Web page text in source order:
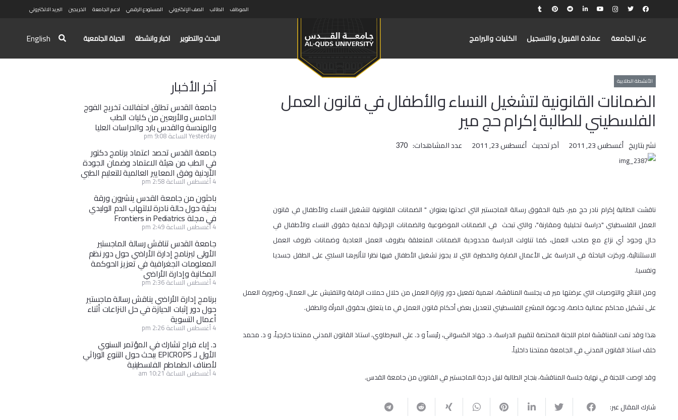
الموظف الطالب الصف الإلكتروني المستودع الرقمي ادعم الجامعة الخريجين البريد الالكتروني
عن الجامعة عمادة القبول والتسجيل الكليات والبرامج البحث والتطوير اخبار وانشطة الحياة الجامعية English
الأنشطة الطلابية
الضمانات القانونية لتشغيل النساء والأطفال في قانون العمل
الفلسطيني للطالبة إكرام حج مير
نشر بتاريخ أغسطس 23, 2011 آخر تحديث أغسطس 23, 2011 عدد المشاهدات: 370
ناقشت الطالبة إكرام نادر حج مير، كلية الحقوق رسالة الماجستير التي اعدتها بعنوان " الضمانات القانونية لتشغيل النساء والأطفال في قانون
العمل الفلسطيني "دراسة تحليلية ومقارنة"، والتي تبحث في الضمانات الموضوعية والضمانات الإجرائية لحماية حقوق النساء والأطفال في
حال وجود أي نزاع مع صاحب العمل، كما تناولت الدراسة محدودية الضمانات المتعلقة بظروف العمل العادية وضمانات ظروف العمل
الاستثنائية، وركزت الباحثة في الدراسة على الأعمال الضارة والخطيرة التي لا يجوز تشغيل الأطفال فيها نظرا لتأثيرها السلبي على الطفل جسديا
ونفسيا.
ومن النتائج والتوصيات التي عرضتها مير ف يجلسة المناقشة، اهمية تفعيل دور وزارة العمل من خلال حملات الرقابة والتفتيش على العمال، وضرورة العمل
على تشكيل محاكم عمالية خاصة، ودعوة المشرع الفلسطيني لتعديل بعض أحكام قانون العمل في ما يتعلق بحقوق المرأة والطفل.
هذا وقد تمت المناقشة امام اللجنة المختصة لتقييم الدراسة، د. جهاد الكسواني، رئيساً و د. علي السرطاوي، استاذ القانون المدني ممتحنا خارجياً، و د. محمد
خلف استاذ القانون المدني في الجامعة ممتحنا داخلياً.
وقد اوصت اللجنة في نهاية جلسة المناقشة، بنجاح الطالبة لنيل درجة الماجستير في القانون من جامعة القدس.
شارك المقال عبر:
آخر الأخبار
جامعة القدس تطلق احتفالات تخريج الفوج
الخامس والأربعين من كليات الطب
والهندسة والقدس بارد والدراسات العليا
Yesterday الساعة 9:08 pm
جامعة القدس تحصد اعتماد برنامج دكتور
في الطب من هيئة الاعتماد وضمان الجودة
الأردنية وفق المعايير العالمية للتعليم الطبي
4 أغسطس الساعة 2:58 pm
باحثون من جامعة القدس ينشرون ورقة
بحثية حول حالة نادرة لالتهاب الدم الوليدي
في مجلة Frontiers in Pediatrics
4 أغسطس الساعة 2:49 pm
جامعة القدس تناقش رسالة الماجستير
الأولى لبرنامج إدارة الأراضي حول دور نظم
المعلومات الجغرافية في تعزيز الحوكمة
المكانية وإدارة الأراضي
4 أغسطس الساعة 2:36 pm
برنامج إدارة الأراضي يناقش رسالة ماجستير
حول دور إثبات الحيازة في حل النزاعات أثناء
أعمال التسوية
4 أغسطس الساعة 2:26 pm
د. إباء فراح تشارك في المؤتمر السنوي
الأول لـ EPICROPS ببحث حول التنوع الوراثي
لأصناف الطماطم الفلسطينية
4 أغسطس الساعة 10:21 am